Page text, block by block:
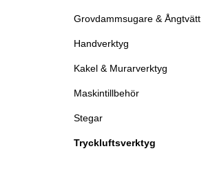
Grovdammsugare & Ångtvätt
Handverktyg
Kakel & Murarverktyg
Maskintillbehör
Stegar
Tryckluftsverktyg